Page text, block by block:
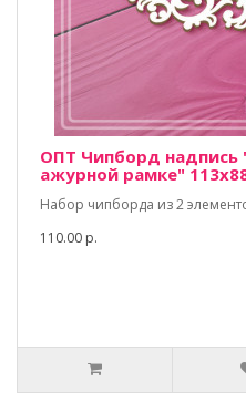
ОПТ Чипборд
ажурной рамке"
Набор чипборда из 2
110.00 р.